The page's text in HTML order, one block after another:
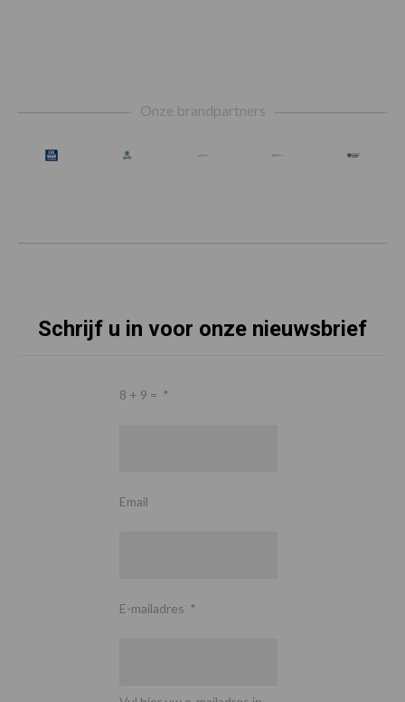
Onze brandpartners
Schrijf u in voor onze nieuwsbrief
8 + 9 = *
Email
E-mailadres *